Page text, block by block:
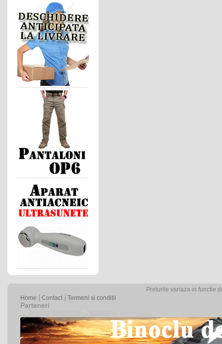
Preturile variaza in functie
Home
Contact Termeni si conditii
Parteneri